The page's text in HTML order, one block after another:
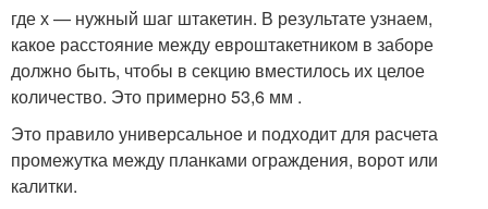
где х — нужный шаг штакетин. В результате узнаем,
какое расстояние между евроштакетником в заборе
должно быть, чтобы в секцию вместилось их целое
количество. Это примерно 53,6 мм .
Это правило универсальное и подходит для расчета
промежутка между планками ограждения, ворот или
калитки.